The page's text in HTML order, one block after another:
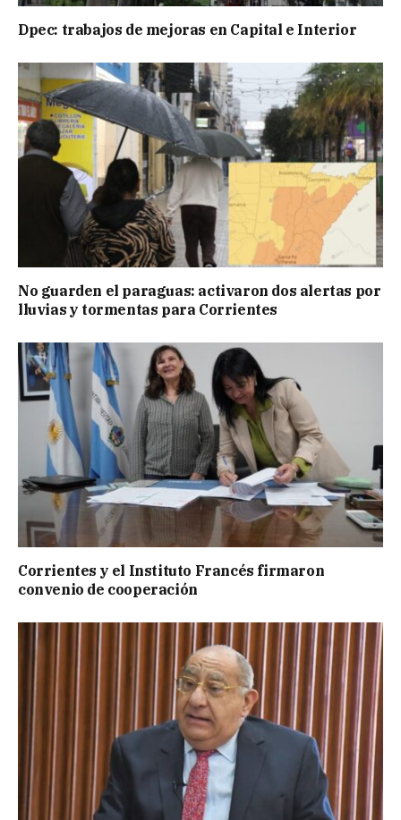
Dpec: trabajos de mejoras en Capital e Interior
No guarden el paraguas: activaron dos alertas por
lluvias y tormentas para Corrientes
Corrientes y el Instituto Francés firmaron
convenio de cooperación